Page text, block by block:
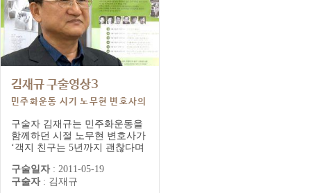
김재규 구술영상3
민주화운동 시기 노무현 변호사의
개인적 면모
구술자 김재규는 민주화운동을
함께하던 시절 노무현 변호사가
‘객지 친구는 5년까지 괜찮다며
기억한다. 자신보다 두 살 어린
구술자를 ‘김형’이라 부르고 함
구술일자 : 2011-05-19
구술자 : 김재규